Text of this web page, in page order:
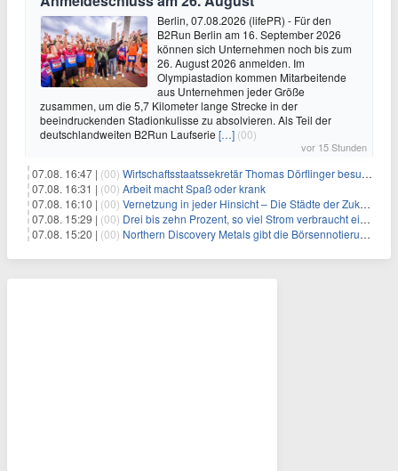
Berlin, 07.08.2026 (lifePR) - Für den
B2Run Berlin am 16. September 2026
können sich Unternehmen noch bis zum
26. August 2026 anmelden. Im
Olympiastadion kommen Mitarbeitende
aus Unternehmen jeder Größe
zusammen, um die 5,7 Kilometer lange Strecke in der
beeindruckenden Stadionkulisse zu absolvieren. Als Teil der
deutschlandweiten B2Run Laufserie […] (00)
vor 15 Stunden
07.08. 16:47 | (00) Wirtschaftsstaatssekretär Thomas Dörflinger besucht Handwerksbetrieb im Kammerbezirk Freiburg
07.08. 16:31 | (00) Arbeit macht Spaß oder krank
07.08. 16:10 | (00) Vernetzung in jeder Hinsicht – Die Städte der Zukunft sind grün-blau
07.08. 15:29 | (00) Drei bis zehn Prozent, so viel Strom verbraucht ein Aufzug im Gebäude
07.08. 15:20 | (00) Northern Discovery Metals gibt die Börsennotierung an der Frankfurter Wertpapierbörse bekannt